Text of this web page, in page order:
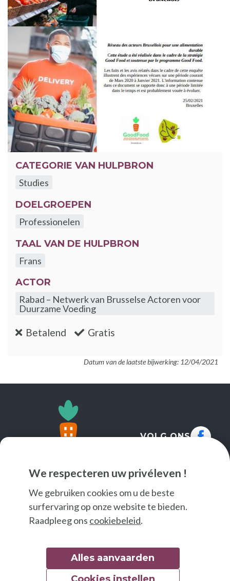
We respecteren uw privéleven !
We gebruiken cookies om u de beste
surfervaring op onze website te bieden.
Raadpleeg ons cookiebeleid.
Alles aanvaarden
CATEGORIE VAN HULPBRON
Studies
DOELGROEPEN
Professionelen
TAAL VAN DE HULPBRON
Frans
ACTOR
Rabad – Netwerk van Brusselse Actoren voor
Duurzame Voeding
Betalend :nee Gratis
Datum van de laatste bijwerking: 12/04/2021
VOLG ONS